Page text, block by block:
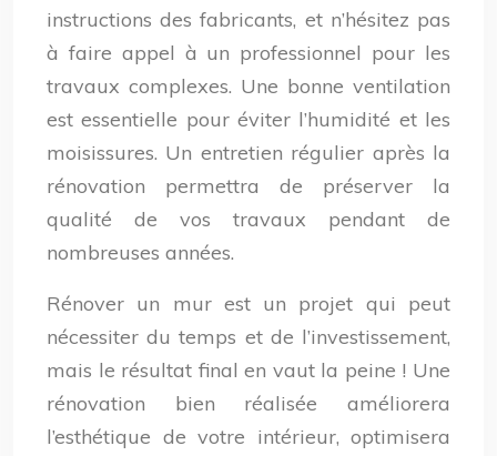
instructions des fabricants, et n’hésitez pas
à faire appel à un professionnel pour les
travaux complexes. Une bonne ventilation
est essentielle pour éviter l’humidité et les
moisissures. Un entretien régulier après la
rénovation permettra de préserver la
qualité de vos travaux pendant de
nombreuses années.
Rénover un mur est un projet qui peut
nécessiter du temps et de l’investissement,
mais le résultat final en vaut la peine ! Une
rénovation bien réalisée améliorera
l’esthétique de votre intérieur, optimisera